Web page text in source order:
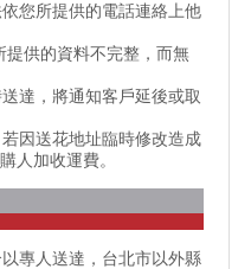
您所提供的電話連絡上他
供的資料不完整，而無
達，將通知客戶延後或取
因送花地址臨時修改造成
人加收運費。
專人送達，台北市以外縣